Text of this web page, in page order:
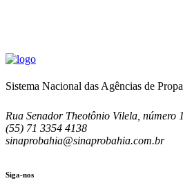
Sistema Nacional das Agências de
Rua Senador Theotônio Vilela,
(55) 71 3354 4138
sinaprobahia@sinaprobahia.com.br
Siga-nos